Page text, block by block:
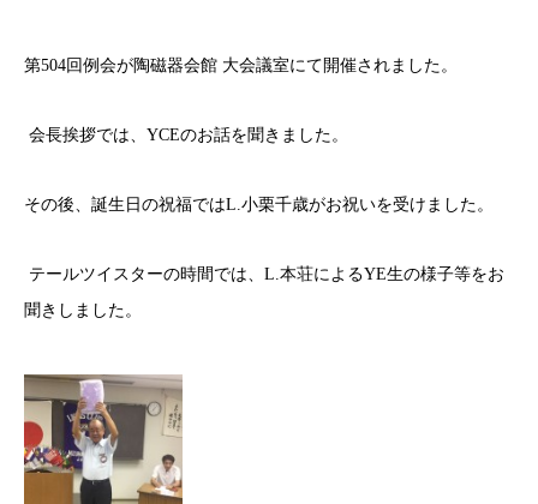
第504回例会が陶磁器会館 大会議室にて開催されました。
会長挨拶では、YCEのお話を聞きました。
その後、誕生日の祝福ではL.小栗千歳がお祝いを受けました。
テールツイスターの時間では、L.本荘によるYE生の様子等をお
聞きしました。